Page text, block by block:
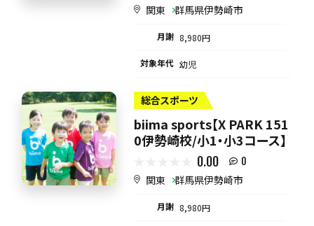
関東 群馬県伊勢崎市
月謝 8,980円
対象年代 幼児
総合スポーツ
biima sports【X PARK 151
0伊勢崎校/小1・小3コース】
0.00 0
関東 群馬県伊勢崎市
月謝 8,980円